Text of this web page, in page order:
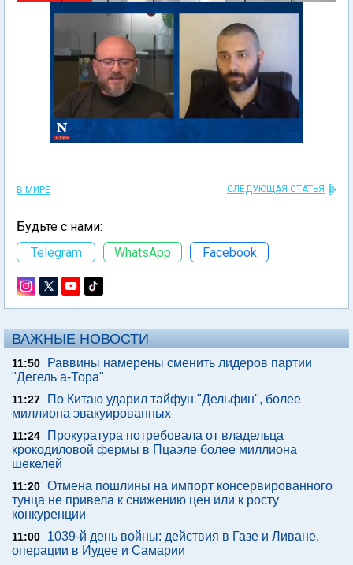
В МИРЕ СЛЕДУЮЩАЯ СТАТЬЯ
Будьте с нами:
Telegram
WhatsApp Facebook
ВАЖНЫЕ НОВОСТИ
11:50
Раввины намерены сменить лидеров партии
"Дегель а-Тора"
11:27
По Китаю ударил тайфун "Дельфин", более
миллиона эвакуированных
11:24
Прокуратура потребовала от владельца
крокодиловой фермы в Пцаэле более миллиона
шекелей
11:20 Отмена пошлины на импорт консервированного
тунца не привела к снижению цен или к росту
конкуренции
11:00
1039-й день войны: действия в Газе и Ливане,
операции в Иудее и Самарии